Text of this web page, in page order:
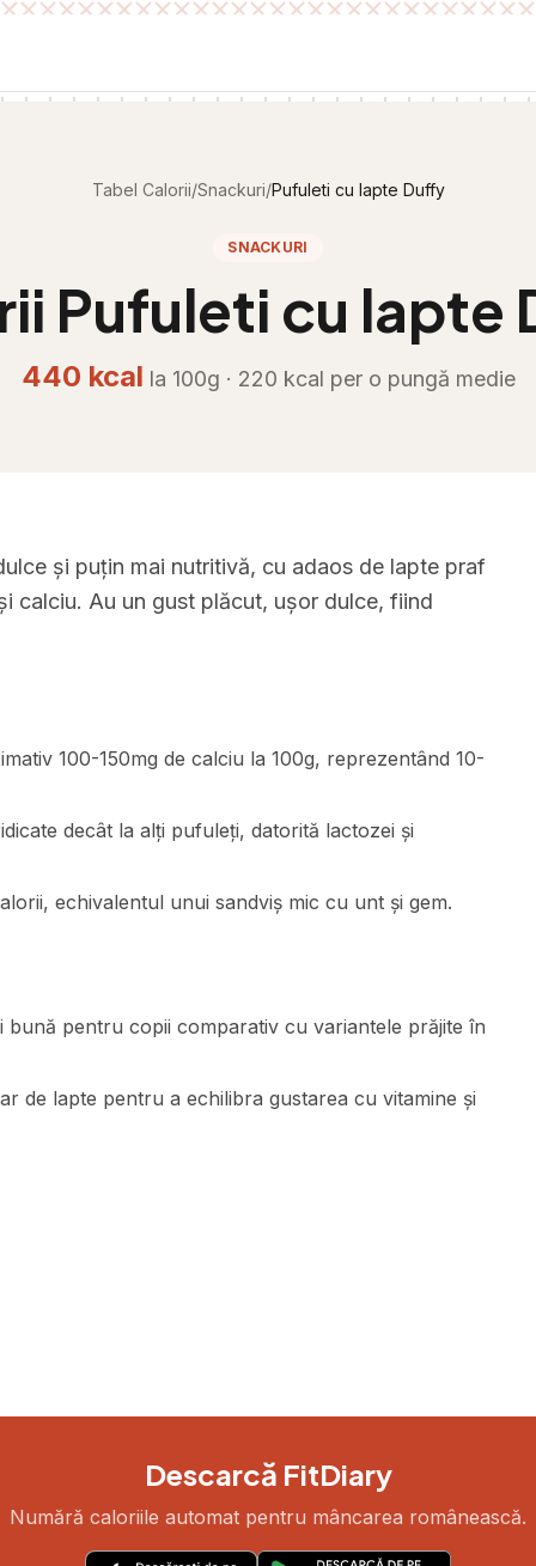
Tabel Calorii/Snackuri/Pufuleti cu lapte Duffy
SNACKURI
Pufuleti cu lapte
440 kcal la 100g · 220 kcal per o pungă medie
și puțin mai nutritivă, cu adaos de lapte praf
calciu. Au un gust plăcut, ușor dulce, fiind
100-150mg de calciu la 100g, reprezentând 10-
decât la alți pufuleți, datorită lactozei și
echivalentul unui sandviș mic cu unt și gem.
pentru copii comparativ cu variantele prăjite în
de lapte pentru a echilibra gustarea cu vitamine și
Descarcă FitDiary
Numără caloriile automat pentru mâncarea românească.